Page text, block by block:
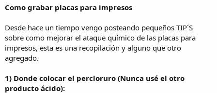
Como grabar placas para impresos
Desde hace un tiempo vengo posteando pequeños TIP´S
sobre como mejorar el ataque químico de las placas para
impresos, esta es una recopilación y alguno que otro
agregado.
1) Donde colocar el percloruro (Nunca usé el otro
producto ácido):